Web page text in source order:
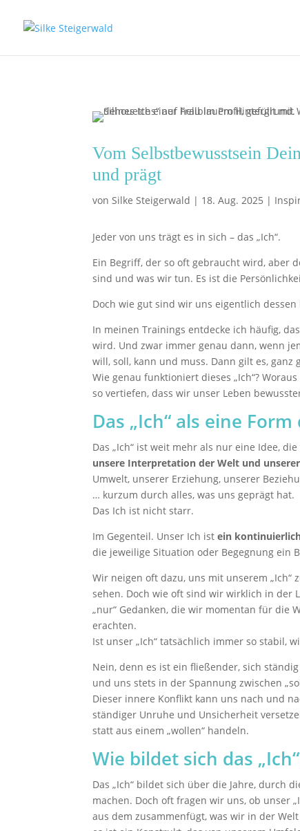
Vom Selbstbewusstsein
und prägt
vonSilke Steigerwald | 18. Aug. 2025 |
Jeder von uns trägt es in sich – das „Ich“.
Ein Begriff, der so oft gebraucht wird, aber
sind und was wir tun. Es ist die
Doch wie gut sind wir uns eigentlich
In meinen Trainings entdecke ich häufig,
wird. Und zwar immer genau dann, wenn
will, soll, kann und muss. Dann gilt es, ganz
Wie genau funktioniert dieses „Ich“?
so vertiefen, dass wir unser Leben
Das „Ich“ als eine
Das „Ich“ ist weit mehr als nur eine Idee,
unsere Interpretation der Welt und
Umwelt, unserer Erziehung, unserer
… kurzum durch alles, was uns geprägt hat.
Das Ich ist nicht starr.
Im Gegenteil. Unser Ich istein
die jeweilige Situation oder Begegnung ein
Wir neigen oft dazu, uns mit unserem
sehen. Doch wie oft sind wir wirklich in der
„nur“ Gedanken, die wir momentan für die
erachten.
Ist unser „Ich“ tatsächlich immer so stabil,
Nein, denn es ist ein fließender, sich
und uns stets in der Spannung zwischen
Dieser innere Konflikt kann uns nach und
ständiger Unruhe und Unsicherheit
statt aus einem „wollen“ handeln.
Wie bildet sich das
Das „Ich“ bildet sich über die Jahre, durch
machen. Doch oft fragen wir uns, ob unser
aus dem zusammenfügt, was wir in der